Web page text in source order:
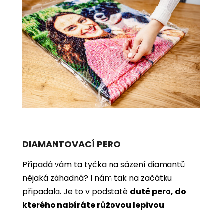
DIAMANTOVACÍ PERO
Připadá vám ta tyčka na sázení diamantů
nějaká záhadná? I nám tak na začátku
připadala. Je to v podstatě duté pero, do
kterého nabíráte růžovou lepivou